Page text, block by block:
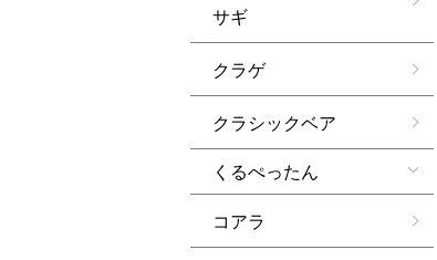
サギ
クラゲ
クラシックベア
くるぺったん
コアラ